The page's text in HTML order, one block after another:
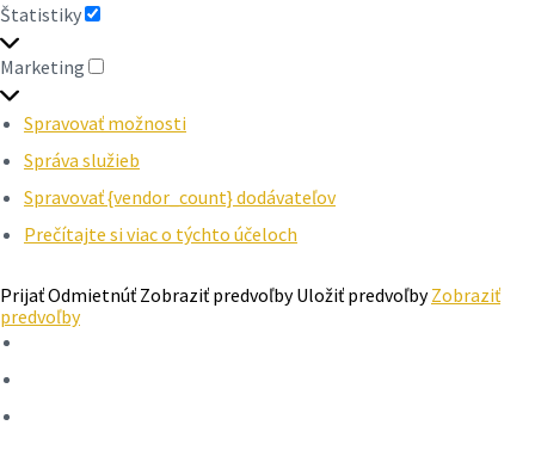
Štatistiky
ŠTATISTIKY
Marketing
MARKETING
Spravovať možnosti
Správa služieb
Spravovať {vendor_count} dodávateľov
Prečítajte si viac o týchto účeloch
PrijaťOdmietnúť Zobraziť predvoľby Uložiť predvoľby Zobraziť
predvoľby